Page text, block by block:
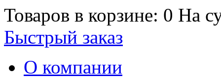
Товаров в корзине: 0 На
Быстрый заказ
О компании